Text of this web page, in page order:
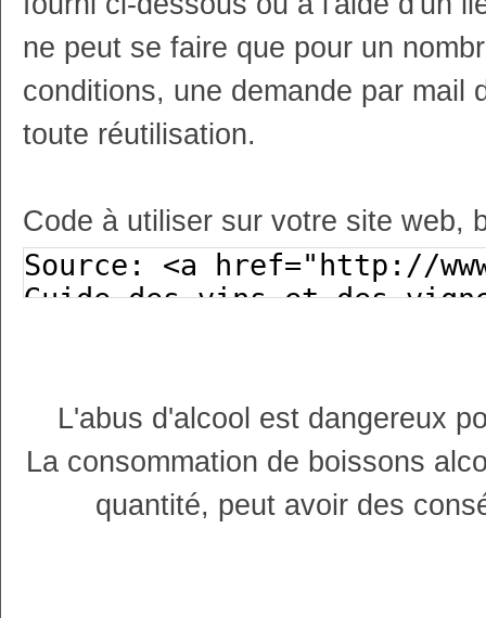
ne peut se faire que pour un
conditions, une demande par mail
toute réutilisation.
Code à utiliser sur votre site web,
L'abus d'alcool est dangereux
La consommation de boissons
quantité, peut avoir des